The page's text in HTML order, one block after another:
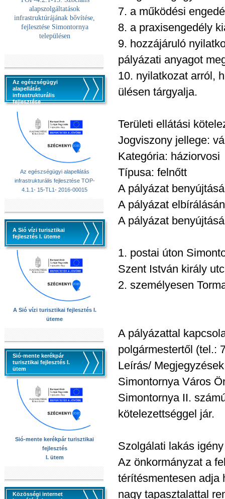
alapszolgáltatások
infrastruktúrájának bővítése,
fejlesztése Simontornya
településen
Az egészségügyi
alapellátás
infrastrukturális
fejlesztése
Az egészségügyi alapellátás
infrastrukturális fejlesztése TOP-
4.1.1- 15-TL1- 2016-00015
A Sió vízi turisztikai
fejlesztés I. üteme
A Sió vízi turisztikai fejlesztés I.
üteme
Sió-mente kerékpár
turisztikai fejlesztés I.
ütem
Sió-mente kerékpár turisztikai
fejlesztés
I. ütem
Közösségi internet
7. a működési
8. a praxisengedély
9. hozzájáruló
pályázati anyagot
10. nyilatkozat arról,
ülésen tárgyalja.
Területi ellátási
Jogviszony jellege:
Kategória: háziorvosi
Típusa: felnőtt
A pályázat
A pályázat
A pályázat
1. postai úton
Szent István király
2. személyesen
A pályázattal
polgármestertől (tel.:
Leírás/
Simontornya Város
Simontornya II.
kötelezettséggel jár.
Szolgálati lakás
Az önkormányzat a
térítésmentesen adja
nagy tapasztalattal